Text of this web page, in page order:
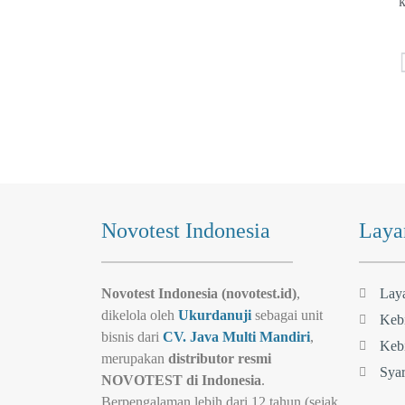
Novotest Indonesia
Novotest Indonesia (novotest.id),
dikelola oleh Ukurdanuji sebagai unit
bisnis dari CV. Java Multi Mandiri,
merupakan distributor resmi
NOVOTEST di Indonesia.
Berpengalaman lebih dari 12 tahun (sejak